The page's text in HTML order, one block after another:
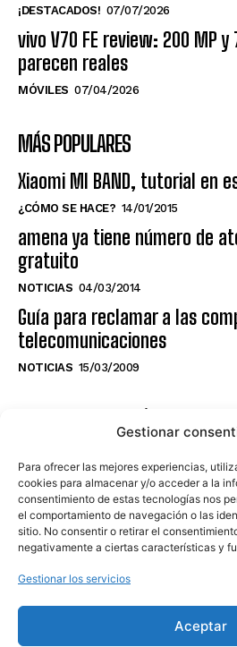
Gestionar
Para ofrecer las mejores experiencias,
cookies para almacenar y/o acceder a la
consentimiento de estas tecnologías nos
el comportamiento de navegación o las
sitio. No consentir o retirar el
negativamente a ciertas características y
Gestionar los servicios
Aceptar
¡DESTACADOS! 07/07/2026
vivo V70 FE review: 200 MP y
parecen reales
MÓVILES 07/04/2026
MÁS POPULARES
Xiaomi MI BAND, tutorial en
¿CÓMO SE HACE? 14/01/2015
amena ya tiene número de
gratuito
NOTICIAS 04/03/2014
Guía para reclamar a las
telecomunicaciones
NOTICIAS 15/03/2009
NO TE PIERDAS LO ÚLTIMO DEL
Haz clic en «Estoy de
activar
POLÍTICA DE